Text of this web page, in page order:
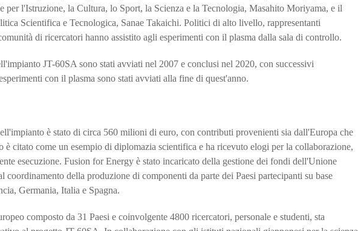
per l'Istruzione, la Cultura, lo Sport, la Scienza e la Tecnologia, Masahito Moriyama, e il
Scientifica e Tecnologica, Sanae Takaichi. Politici di alto livello, rappresentanti
di ricercatori hanno assistito agli esperimenti con il plasma dalla sala di controllo.
JT-60SA sono stati avviati nel 2007 e conclusi nel 2020, con successivi
con il plasma sono stati avviati alla fine di quest'anno.
è stato di circa 560 milioni di euro, con contributi provenienti sia dall'Europa che
è citato come un esempio di diplomazia scientifica e ha ricevuto elogi per la collaborazione,
esecuzione. Fusion for Energy è stato incaricato della gestione dei fondi dell'Unione
coordinamento della produzione di componenti da parte dei Paesi partecipanti su base
Germania, Italia e Spagna.
composto da 31 Paesi e coinvolgente 4800 ricercatori, personale e studenti, sta